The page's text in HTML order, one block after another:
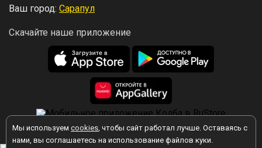
Мы используем cookies, чтобы сайт работал лучше. Оставаясь с
нами, вы соглашаетесь на использование файлов куки.
Ваш город: Сарапул
Скачайте наше приложение
2026 © Колба